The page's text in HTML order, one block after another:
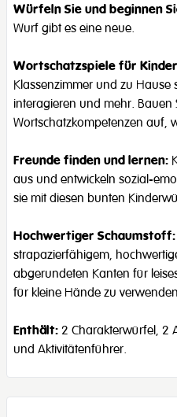
Würfeln Sie und beginnen
Wurf gibt es eine neue.
Wortschatzspiele für
Klassenzimmer und zu Hause
interagieren und mehr. Bauen
Wortschatzkompetenzen auf,
Freunde finden und lernen:
aus und entwickeln sozial-
sie mit diesen bunten
Hochwertiger Schaumstoff:
strapazierfähigem,
abgerundeten Kanten für
für kleine Hände zu
Enthält: 2 Charakterwürfel, 2
und Aktivitätenführer.